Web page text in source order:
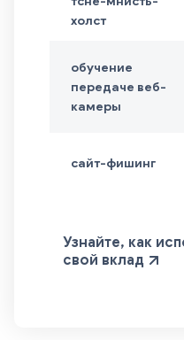
холст
обучение
передаче веб-
камеры
сайт-фишинг
Узнайте, как
свой вклад